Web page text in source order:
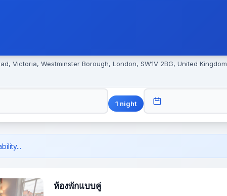
Victoria, Westminster Borough, London, SW1V 2BG, United Kingdom
1 night
ห้องพักแบบคู่